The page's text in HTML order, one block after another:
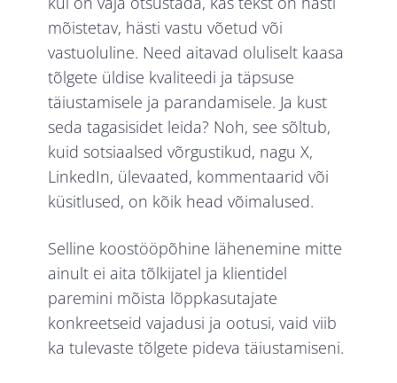
mõistetav, hästi vastu võetud või
vastuoluline. Need aitavad oluliselt kaasa
tõlgete üldise kvaliteedi ja täpsuse
täiustamisele ja parandamisele. Ja kust
seda tagasisidet leida? Noh, see sõltub,
kuid sotsiaalsed võrgustikud, nagu X,
LinkedIn, ülevaated, kommentaarid või
küsitlused, on kõik head võimalused.
Selline koostööpõhine lähenemine mitte
ainult ei aita tõlkijatel ja klientidel
paremini mõista lõppkasutajate
konkreetseid vajadusi ja ootusi, vaid viib
ka tulevaste tõlgete pideva täiustamiseni.